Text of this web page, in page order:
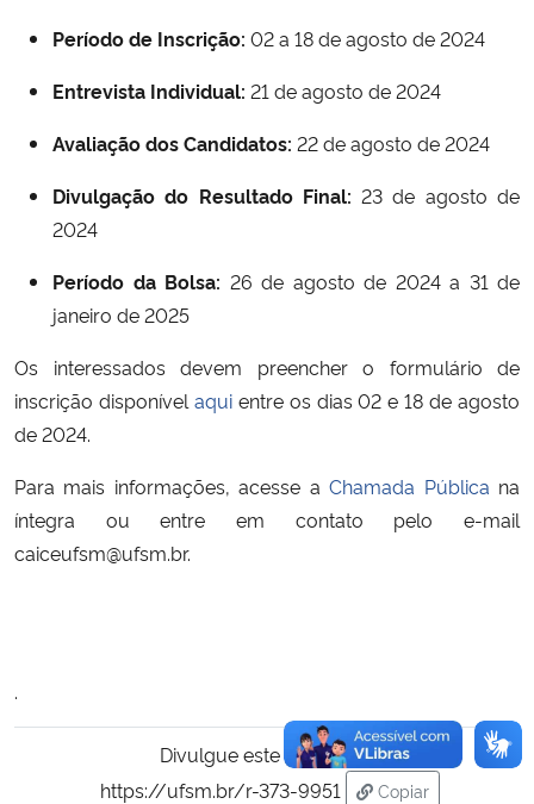
Banco Central do Brasil
Planalto
Período de Inscrição: 02 a 18 de agosto de 2024
Entrevista Individual: 21 de agosto de 2024
Avaliação dos Candidatos: 22 de agosto de 2024
Divulgação do Resultado Final: 23 de agosto de
2024
Período da Bolsa: 26 de agosto de 2024 a 31 de
janeiro de 2025
Os interessados devem preencher o formulário de
inscrição disponível aquientre os dias 02 e 18 de agosto
de 2024.
Para mais informações, acesse aChamada Pública na
íntegra ou entre em contato pelo e-mail
caiceufsm@ufsm.br.
.
Divulgue este conteúdo:
https://ufsm.br/r-373-9951
Copiar